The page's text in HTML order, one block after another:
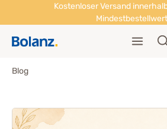
Kostenloser Versand
Mindestbestellwert
Blog